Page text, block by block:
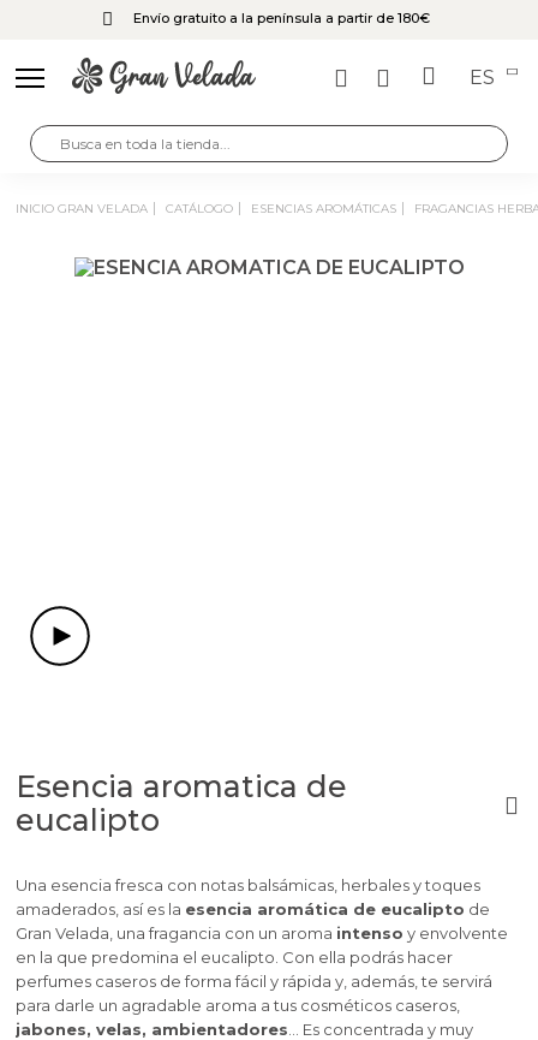
Envío gratuito a la península a partir de 180€
ES
INICIO GRAN VELADA CATÁLOGO ESENCIAS AROMÁTICAS FRAGANCIAS
Esencia aromatica de
eucalipto
Una esencia fresca con notas balsámicas, herbales y toques
amaderados, así es la esencia aromática de eucalipto de
Gran Velada, una fragancia con un aroma intenso y envolvente
en la que predomina el eucalipto. Con ella podrás hacer
perfumes caseros de forma fácil y rápida y, además, te servirá
para darle un agradable aroma a tus cosméticos caseros,
jabones, velas, ambientadores ... Es concentrada y muy